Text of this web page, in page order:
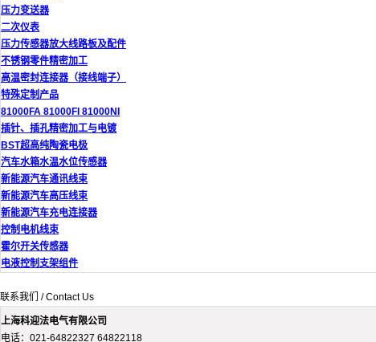
压力变送器
二次仪表
压力传感器放大线路板及配件
不锈钢零件精密加工
高温密封连接器（接线端子）
特殊定制产品
81000FA 81000FI 81000NI
插针、插孔精密加工与电镀
BST超高纯陶瓷电极
汽车水箱水温水位传感器
新能源汽车通讯线束
新能源汽车高压线束
新能源汽车充电连接器
控制电机线束
霍尔开关传感器
电液控制支架组件
联系我们 / Contact Us
上海科迎法电气有限公司
电话：021-64822327 64822118